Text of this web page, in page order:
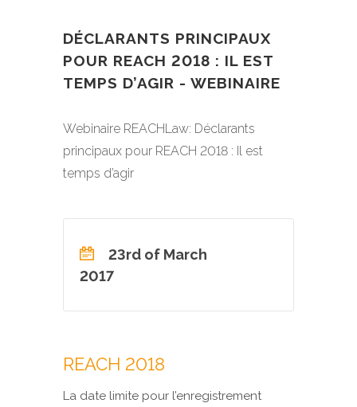
DÉCLARANTS PRINCIPAUX
POUR REACH 2018 : IL EST
TEMPS D’AGIR - WEBINAIRE
Webinaire REACHLaw: Déclarants
principaux pour REACH 2018 : Il est
temps d’agir
23rd of March
2017
REACH 2018
La date limite pour l’enregistrement